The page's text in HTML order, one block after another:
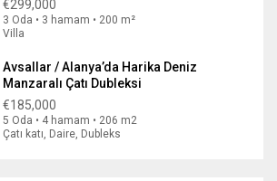
€299,000
3 Oda • 3 hamam • 200 m²
Villa
Avsallar / Alanya’da Harika Deniz
Manzaralı Çatı Dubleksi
€185,000
5 Oda • 4 hamam • 206 m2
Çatı katı, Daire, Dubleks